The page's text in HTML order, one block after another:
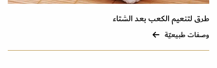
طرق لتنعيم الكعب بعد الشتاء
وصفات طبيعيّة